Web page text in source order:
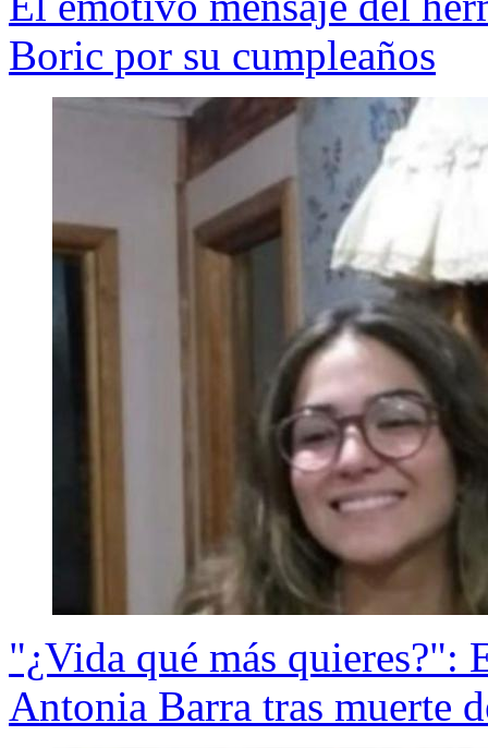
Boric por su cumpleaños
"¿Vida qué más quieres?":
Antonia Barra tras muerte